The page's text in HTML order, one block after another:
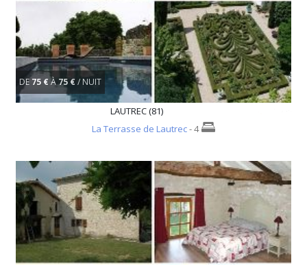
DE 75 €À75 €/ NUIT
LAUTREC (81)
La Terrasse de Lautrec- 4